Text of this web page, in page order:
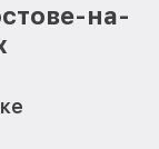
на-